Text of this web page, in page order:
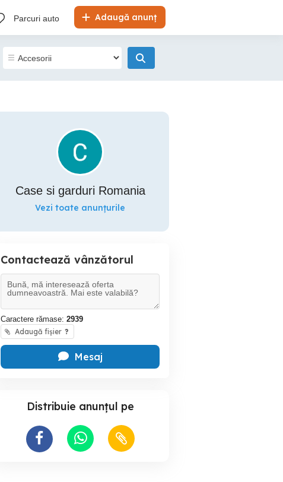
Adaugă anunț
Parcuri auto
Case si garduri Romania
Vezi toate anunțurile
Contactează vânzătorul
Caractere rămase: 2939
Adaugă fișier ?
Mesaj
Distribuie anunțul pe